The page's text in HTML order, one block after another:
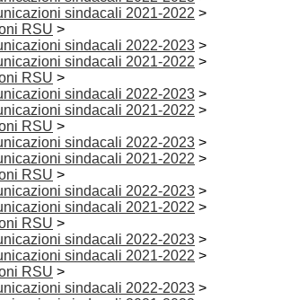
sindacali 2021-2022 >
RSU >
sindacali 2022-2023 >
sindacali 2021-2022 >
RSU >
sindacali 2022-2023 >
sindacali 2021-2022 >
RSU >
sindacali 2022-2023 >
sindacali 2021-2022 >
RSU >
sindacali 2022-2023 >
sindacali 2021-2022 >
RSU >
sindacali 2022-2023 >
sindacali 2021-2022 >
RSU >
sindacali 2022-2023 >